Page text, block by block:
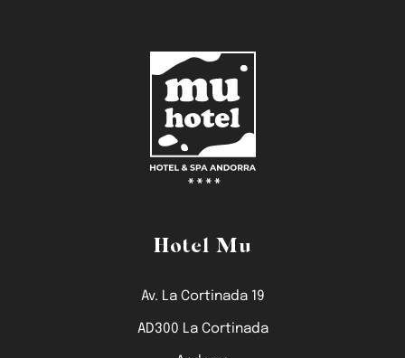
Hotel Mu
Av. La Cortinada 19
AD300 La Cortinada